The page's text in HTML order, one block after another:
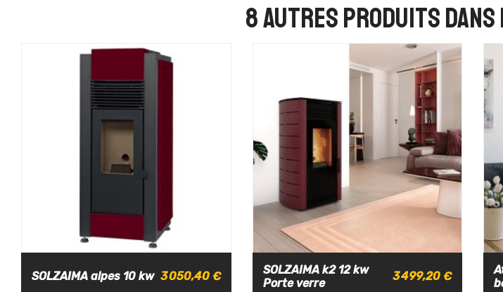
8 autres produits dans
SOLZAIMA alpes 10 kw 3 050,40 €
SOLZAIMA k2 12 kw
Porte verre
3 499,20 €